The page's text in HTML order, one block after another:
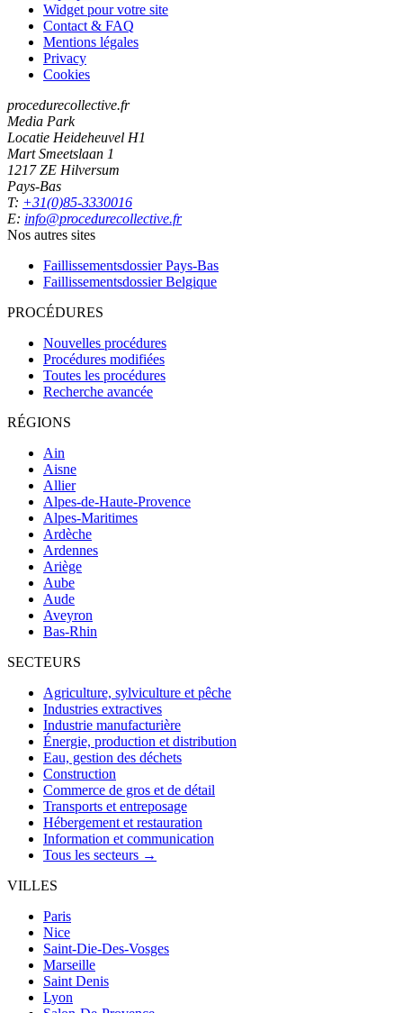
Widget pour votre site
Contact & FAQ
Mentions légales
Privacy
Cookies
procedurecollective.fr
Media Park
Locatie Heideheuvel H1
Mart Smeetslaan 1
1217 ZE Hilversum
Pays-Bas
T: +31(0)85-3330016
E: info@procedurecollective.fr
Nos autres sites
Faillissementsdossier Pays-Bas
Faillissementsdossier Belgique
PROCÉDURES
Nouvelles procédures
Procédures modifiées
Toutes les procédures
Recherche avancée
RÉGIONS
Ain
Aisne
Allier
Alpes-de-Haute-Provence
Alpes-Maritimes
Ardèche
Ardennes
Ariège
Aube
Aude
Aveyron
Bas-Rhin
SECTEURS
Agriculture, sylviculture et pêche
Industries extractives
Industrie manufacturière
Énergie, production et distribution
Eau, gestion des déchets
Construction
Commerce de gros et de détail
Transports et entreposage
Hébergement et restauration
Information et communication
Tous les secteurs →
VILLES
Paris
Nice
Saint-Die-Des-Vosges
Marseille
Saint Denis
Lyon